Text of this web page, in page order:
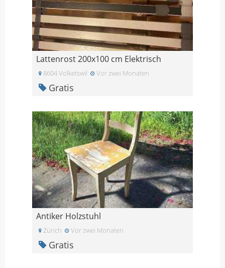
Lattenrost 200x100 cm Elektrisch
8604 Volketswil Vor zwei Monaten
Gratis
Antiker Holzstuhl
Zürich Vor zwei Monaten
Gratis